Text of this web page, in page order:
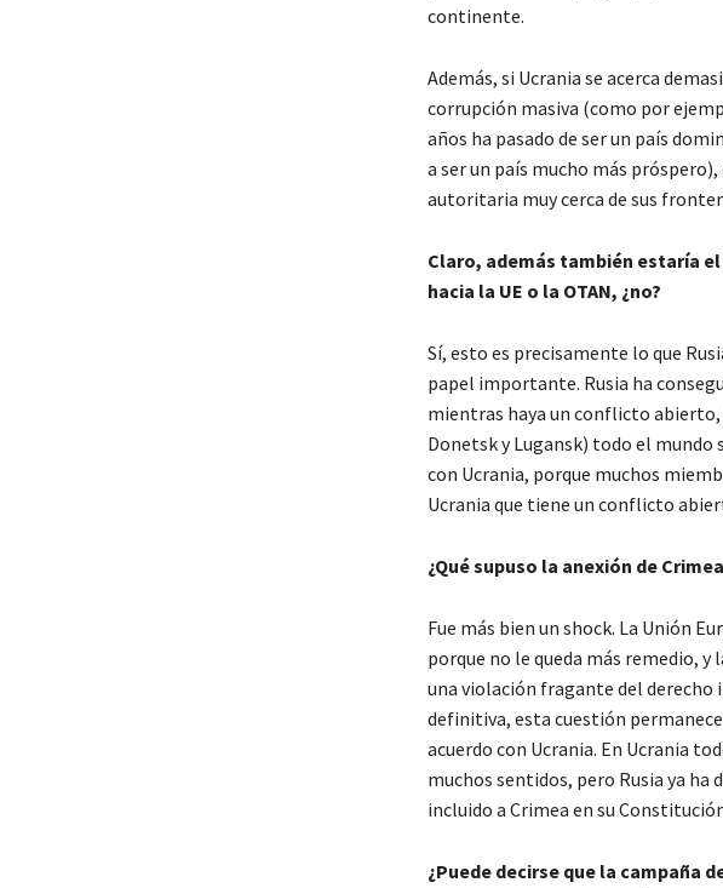
continente.
Además, si Ucrania se acerca
corrupción masiva (como por
años ha pasado de ser un país
a ser un país mucho más
autoritaria muy cerca de sus
Claro, además también estaría
hacia la UE o la OTAN, ¿no?
Sí, esto es precisamente lo que
papel importante. Rusia ha
mientras haya un conflicto
Donetsk y Lugansk) todo el mundo
con Ucrania, porque muchos
Ucrania que tiene un conflicto
¿Qué supuso la anexión de
Fue más bien un shock. La Unión
porque no le queda más remedio, y
una violación fragante del derecho
definitiva, esta cuestión
acuerdo con Ucrania. En Ucrania
muchos sentidos, pero Rusia ya ha
incluido a Crimea en su
¿Puede decirse que la campaña